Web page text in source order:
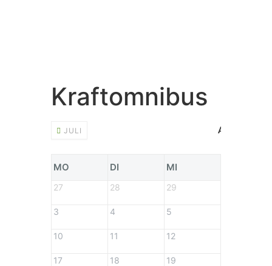
Kraftomnibus
JULI AUGUST
MO DI MI
27 28 29
3 4 5
10 11 12
17 18 19